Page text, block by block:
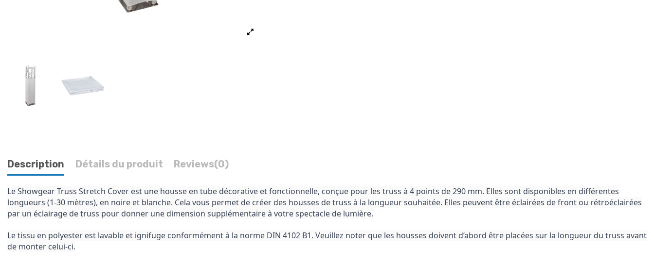
Description Détails du produit Reviews(0)
Le Showgear Truss Stretch Cover est une housse en tube décorative et fonctionnelle, conçue pour les truss à 4 points de 290 mm. Elles sont disponibles en différentes
longueurs (1-30 mètres), en noire et blanche. Cela vous permet de créer des housses de truss à la longueur souhaitée. Elles peuvent être éclairées de front ou rétroéclairées
par un éclairage de truss pour donner une dimension supplémentaire à votre spectacle de lumière.
Le tissu en polyester est lavable et ignifuge conformément à la norme DIN 4102 B1. Veuillez noter que les housses doivent d’abord être placées sur la longueur du truss avant
de monter celui-ci.